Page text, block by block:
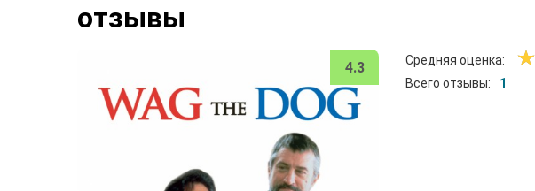
отзывы
4.3
Средняя оценка:
Всего отзывы:
1